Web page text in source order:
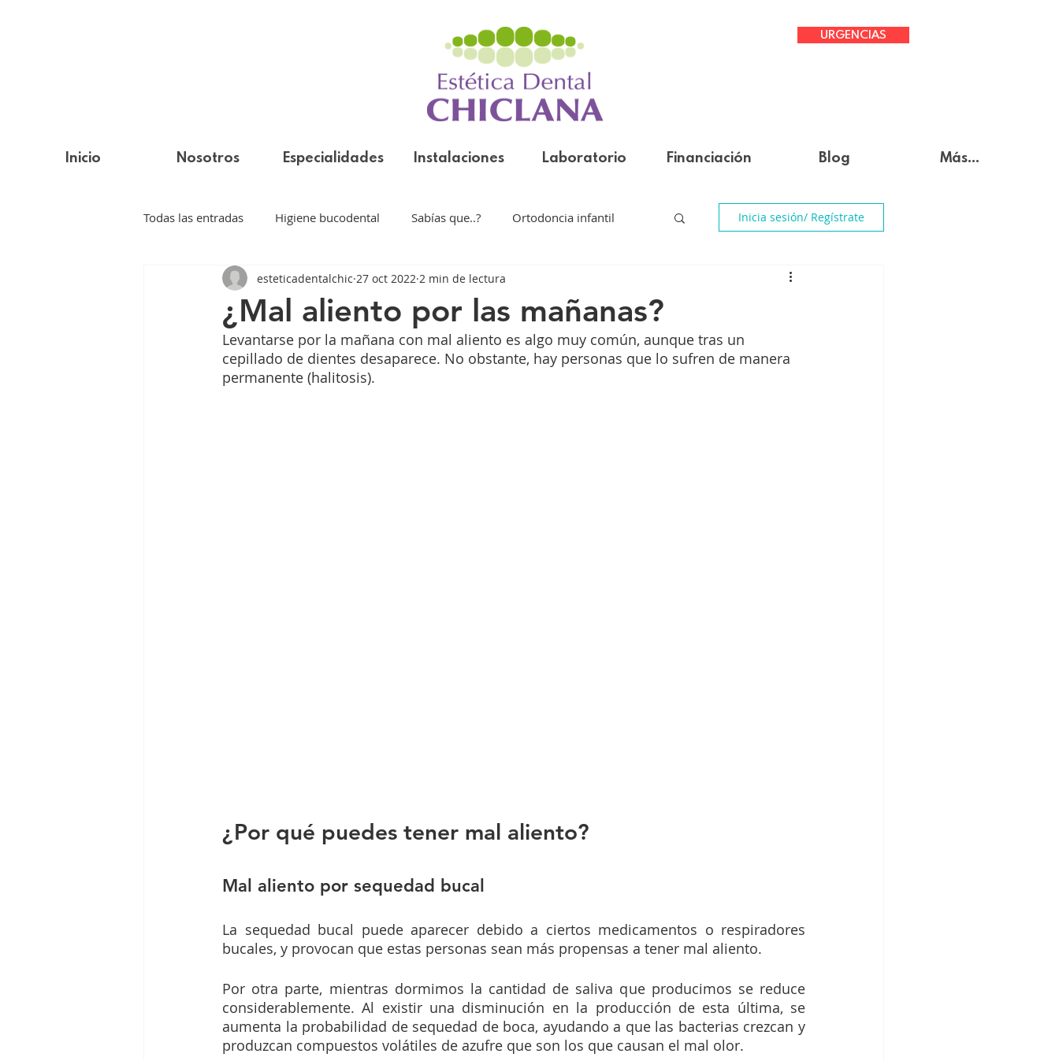
URGENCIAS
Inicio Nosotros Especialidades Instalaciones Laboratorio Financiación Blog Más...
Todas las entradas Higiene bucodental Sabías que..? Ortodoncia infantil
Estética dental Ortodoncia invisible
Inicia sesión/ Regístrate
¿Mal aliento por las mañanas?
esteticadentalchic 27 oct 2022 2 min de lectura
Levantarse por la mañana con mal aliento es algo muy común, aunque tras un
cepillado de dientes desaparece. No obstante, hay personas que lo sufren de manera
permanente (halitosis).
¿Por qué puedes tener mal aliento?
Mal aliento por sequedad bucal
La sequedad bucal puede aparecer debido a ciertos medicamentos o respiradores
bucales, y provocan que estas personas sean más propensas a tener mal aliento.
Por otra parte, mientras dormimos la cantidad de saliva que producimos se reduce
considerablemente. Al existir una disminución en la producción de esta última, se
aumenta la probabilidad de sequedad de boca, ayudando a que las bacterias crezcan y
produzcan compuestos volátiles de azufre que son los que causan el mal olor.